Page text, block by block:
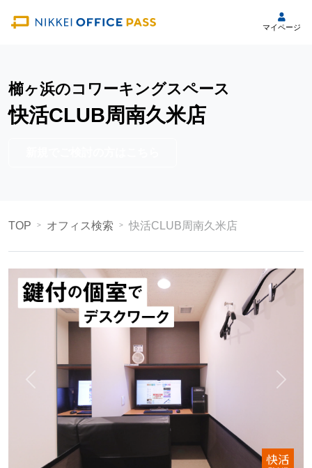
マイページ
櫛ヶ浜のコワーキングスペース
快活CLUB周南久米店
TOP オフィス検索 快活CLUB周南久米店